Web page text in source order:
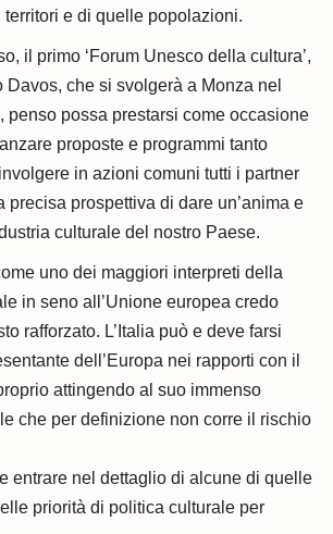
e di quelle popolazioni.
il primo ‘Forum Unesco della cultura’,
che si svolgerà a Monza nel
penso possa prestarsi come occasione
proposte e programmi tanto
in azioni comuni tutti i partner
precisa prospettiva di dare un’anima e
culturale del nostro Paese.
uno dei maggiori interpreti della
in seno all’Unione europea credo
rafforzato. L’Italia può e deve farsi
dell’Europa nei rapporti con il
attingendo al suo immenso
che per definizione non corre il rischio
entrare nel dettaglio di alcune di quelle
priorità di politica culturale per